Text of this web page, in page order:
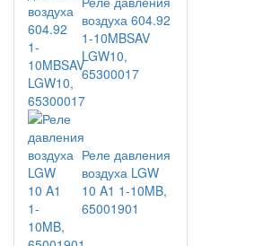
воздуха 604.92
1-10MBSAV
LGW10,
65300017
Реле давления
воздуха LGW
10 A1 1-10MB,
65001901